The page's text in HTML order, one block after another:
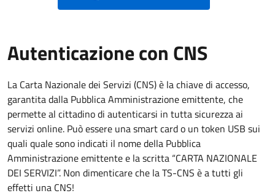
Autenticazione con CNS
La Carta Nazionale dei Servizi (CNS) è la chiave di accesso,
garantita dalla Pubblica Amministrazione emittente, che
permette al cittadino di autenticarsi in tutta sicurezza ai
servizi online. Può essere una smart card o un token USB sui
quali quale sono indicati il nome della Pubblica
Amministrazione emittente e la scritta “CARTA NAZIONALE
DEI SERVIZI”. Non dimenticare che la TS-CNS è a tutti gli
effetti una CNS!